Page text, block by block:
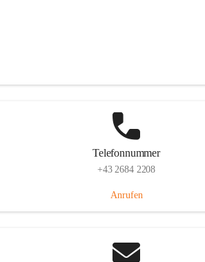
Telefonnummer
+43 2684 2208
Anrufen